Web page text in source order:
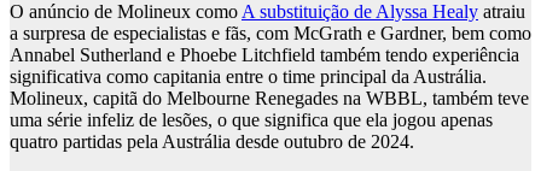
O anúncio de Molineux comoA substituição de Alyssa Healy atraiu
a surpresa de especialistas e fãs, com McGrath e Gardner, bem como
Annabel Sutherland e Phoebe Litchfield também tendo experiência
significativa como capitania entre o time principal da Austrália.
Molineux, capitã do Melbourne Renegades na WBBL, também teve
uma série infeliz de lesões, o que significa que ela jogou apenas
quatro partidas pela Austrália desde outubro de 2024.